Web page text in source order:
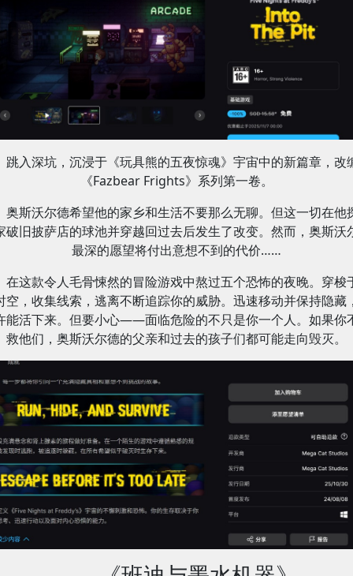
跳入深坑，沉浸于《玩具熊的五夜惊魂》宇宙中的新篇章，改
《Fazbear Frights》系列第一卷。
奥斯沃尔德希望他的家乡和生活不要那么无聊。但这一切在他
破旧披萨店的球池并穿越回过去后发生了改变。然而，奥斯沃
最深的愿望将付出意想不到的代价……
在这款令人毛骨悚然的冒险游戏中熬过五个恐怖的夜晚。穿梭
空，收集线索，逃离不断追踪你的威胁。迅速移动并保持隐藏
能活下来。但要小心——面临危险的不只是你一个人。如果你
救他们，奥斯沃尔德的父亲和过去的孩子们都可能走向毁灭。